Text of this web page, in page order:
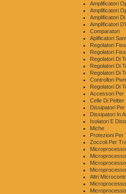
Amplificatori
Amplificatori
Amplificatori Di
Amplificatori
Comparatori
Aplificatori
Regolatori Fissi
Regolatori Fissi
Regolatori Di
Regolatori Di
Regolatori Di
Controllori
Regolatori Di
Accessori Per
Celle Di Peltier
Dissipatori Per
Dissipatori In
Isolatori E
Miche
Protezioni Per
Zoccoli Per
Altri